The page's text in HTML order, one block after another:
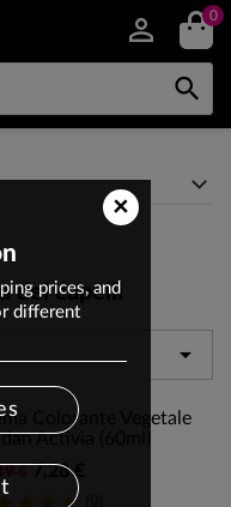
0

dei capelli

Colorante Vegetale
Activia (60ml)
7,28 €
×
prices, and
different